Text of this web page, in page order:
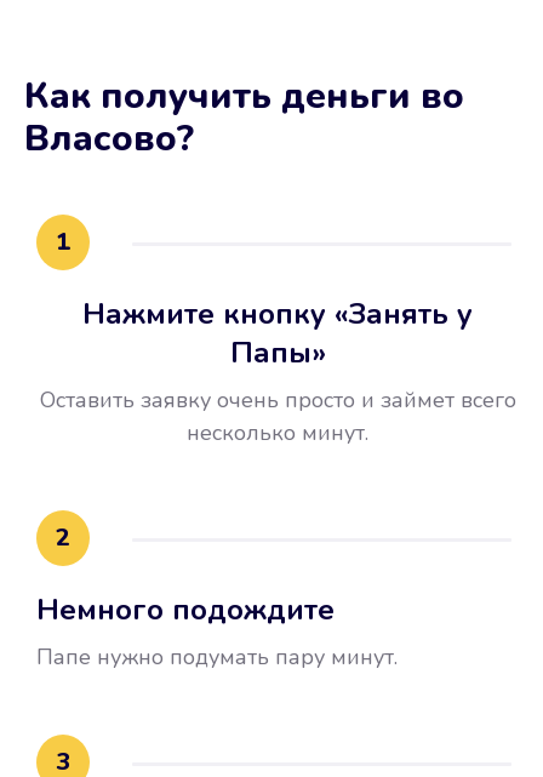
Не потребовались справки, залоги
и поручители. Папа вам доверяет.
воспользовались бесплатной
это открыло новые возможности в
Как получить деньги во
Власово?
1
Нажмите кнопку «Занять у
Папы»
Оставить заявку очень просто и займет всего
несколько минут.
2
Немного подождите
Папе нужно подумать пару минут.
3